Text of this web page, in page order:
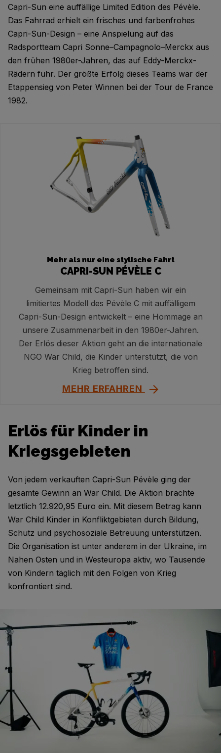
Capri-Sun eine auffällige Limited Edition des Pévèle.
Das Fahrrad erhielt ein frisches und farbenfrohes
Capri-Sun-Design – eine Anspielung auf das
Radsportteam Capri Sonne–Campagnolo–Merckx aus
den frühen 1980er-Jahren, das auf Eddy-Merckx-
Rädern fuhr. Der größte Erfolg dieses Teams war der
Etappensieg von Peter Winnen bei der Tour de France
1982.
Mehr als nur eine stylische Fahrt
CAPRI-SUN PÉVÈLE C
Gemeinsam mit Capri-Sun haben wir ein
limitiertes Modell des Pévèle C mit auffälligem
Capri-Sun-Design entwickelt – eine Hommage an
unsere Zusammenarbeit in den 1980er-Jahren.
Der Erlös dieser Aktion geht an die internationale
NGO War Child, die Kinder unterstützt, die von
Krieg betroffen sind.
MEHR ERFAHREN
Erlös für Kinder in
Kriegsgebieten
Von jedem verkauften Capri-Sun Pévèle ging der
gesamte Gewinn an War Child. Die Aktion brachte
letztlich 12.920,95 Euro ein. Mit diesem Betrag kann
War Child Kinder in Konfliktgebieten durch Bildung,
Schutz und psychosoziale Betreuung unterstützen.
Die Organisation ist unter anderem in der Ukraine, im
Nahen Osten und in Westeuropa aktiv, wo Tausende
von Kindern täglich mit den Folgen von Krieg
konfrontiert sind.